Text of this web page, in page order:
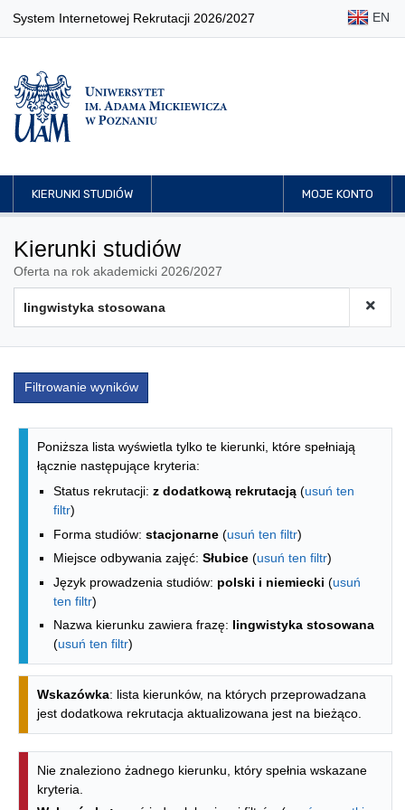
System Internetowej Rekrutacji 2026/2027 EN
KIERUNKI STUDIÓW MOJE KONTO
Kierunki studiów
Oferta na rok akademicki 2026/2027
Filtrowanie wyników
Lista kierunków - spis według
Poniższa lista wyświetla tylko te kierunki, które spełniają
łącznie następujące kryteria:
Status rekrutacji: z dodatkową rekrutacją (usuń ten
filtr)
Forma studiów: stacjonarne (usuń ten filtr)
Miejsce odbywania zajęć: Słubice (usuń ten filtr)
Język prowadzenia studiów: polski i niemiecki (usuń
ten filtr)
Nazwa kierunku zawiera frazę: lingwistyka stosowana
(usuń ten filtr)
Wskazówka: lista kierunków, na których przeprowadzana
jest dodatkowa rekrutacja aktualizowana jest na bieżąco.
Nie znaleziono żadnego kierunku, który spełnia wskazane
kryteria.